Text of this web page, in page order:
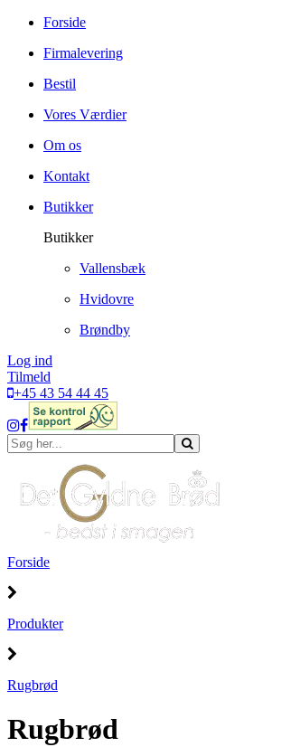
Forside
Firmalevering
Bestil
Vores Værdier
Om os
Kontakt
Butikker
Butikker
Vallensbæk
Hvidovre
Brøndby
Log ind
Tilmeld
+45 43 54 44 45
Forside
Produkter
Rugbrød
Rugbrød